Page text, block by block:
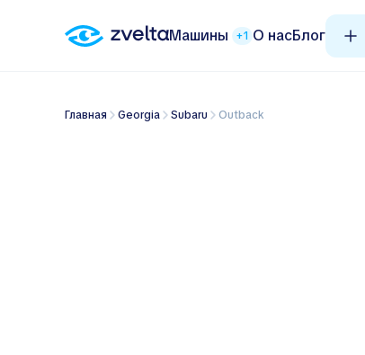
Машины +1 О насБлог
Главная Georgia Subaru Outback